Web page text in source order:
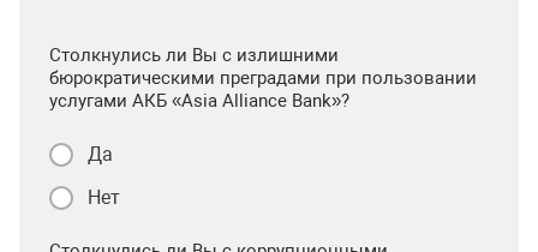
Столкнулись ли Вы с излишними
бюрократическими преградами при пользовании
услугами АКБ «Asia Alliance Bank»?
Да
Нет